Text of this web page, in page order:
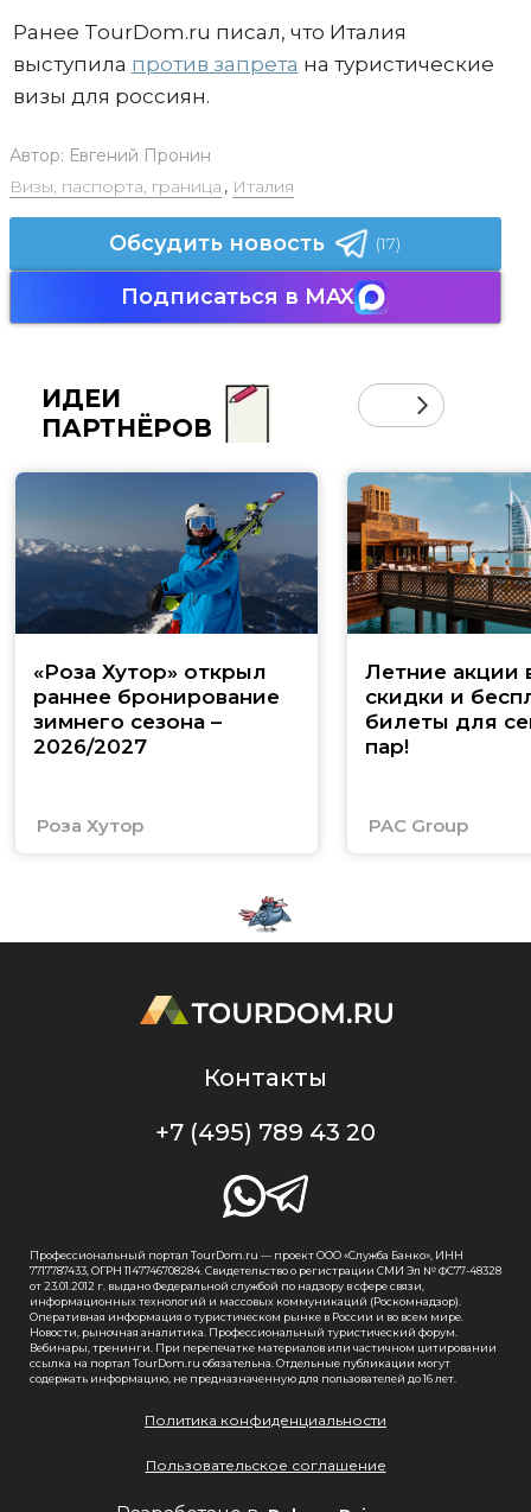
Ранее TourDom.ru писал, что Италия
выступила против запрета на туристические
визы для россиян.
Автор: Евгений Пронин
Визы, паспорта, граница , Италия
Обсудить новость (17)
Подписаться в MAX
ИДЕИ
ПАРТНЁРОВ
«Роза Хутор» открыл
раннее бронирование
зимнего сезона –
2026/2027
Роза Хутор
Летние акции
скидки и
билеты для
пар!
PAC Group
Контакты
+7 (495) 789 43 20
Профессиональный портал TourDom.ru — проект ООО «Служба Банко», ИНН
7717787433, ОГРН 1147746708284. Свидетельство о регистрации СМИ Эл № ФС77-48328
от 23.01.2012 г. выдано Федеральной службой по надзору в сфере связи,
информационных технологий и массовых коммуникаций (Роскомнадзор).
Оперативная информация о туристическом рынке в России и во всем мире.
Новости, рыночная аналитика. Профессиональный туристический форум.
Вебинары, тренинги. При перепечатке материалов или частичном цитировании
ссылка на портал TourDom.ru обязательна. Отдельные публикации могут
содержать информацию, не предназначенную для пользователей до 16 лет.
Политика конфиденциальности
Пользовательское соглашение